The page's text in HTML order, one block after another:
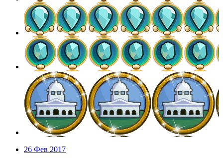
26 Фев 2017